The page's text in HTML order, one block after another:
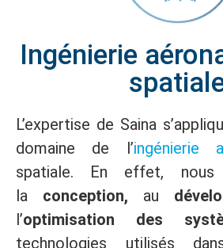
Ingénierie
L’expertise de Saina
domaine de l’ingénierie
spatiale. En effet, nous
la conception, au
l’optimisation des
technologies utilisés